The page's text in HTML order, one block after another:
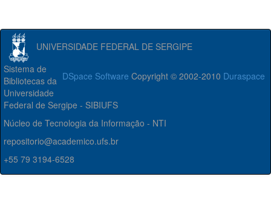
UNIVERSIDADE FEDERAL DE SERGIPE
DSpace Software Copyright © 2002-2010 Duraspace
Sistema de
Bibliotecas da
Universidade
Federal de Sergipe - SIBIUFS
Núcleo de Tecnologia da Informação - NTI
repositorio@academico.ufs.br
+55 79 3194-6528